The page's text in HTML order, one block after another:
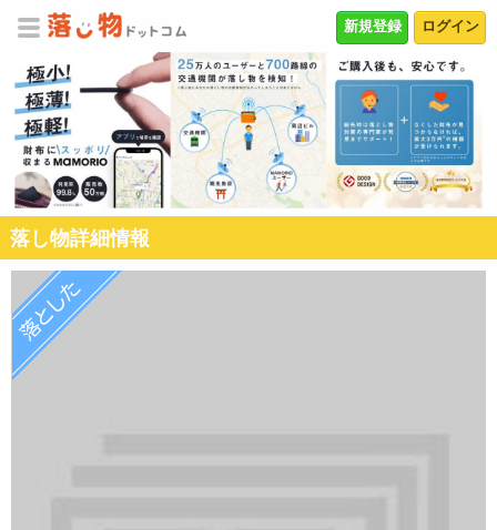
ログイン
新規登録
落し物詳細情報